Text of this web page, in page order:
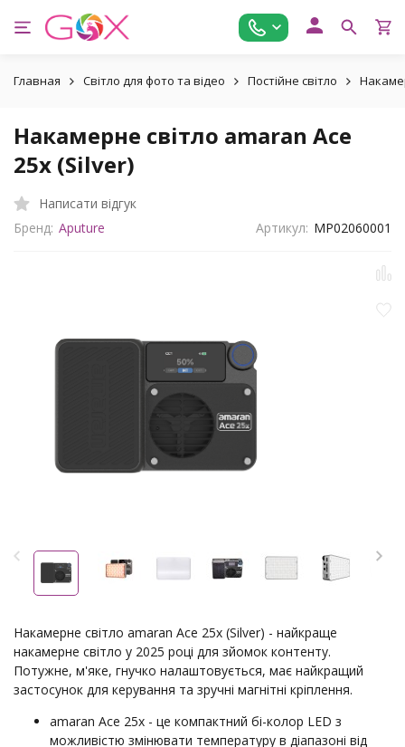
Главная Світло для фото та відео Постійне світло
Накамерне світло amaran Ace
25x (Silver)
Написати відгук
Бренд: Aputure Артикул: MP02060001
Накамерне світло amaran Ace 25x (Silver) - найкраще
накамерне світло у 2025 році для зйомок контенту.
Потужне, м'яке, гнучко налаштовується, має найкращий
застосунок для керування та зручні магнітні кріплення.
amaran Ace 25x - це компактний бі-колор LED з
можливістю змінювати температуру в діапазоні від